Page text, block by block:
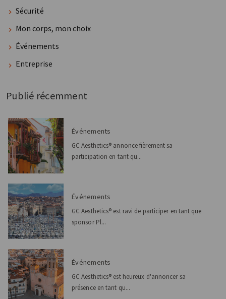
Sécurité
Mon corps, mon choix
Événements
Entreprise
Publié récemment
Événements
GC Aesthetics® annonce fièrement sa
participation en tant qu...
Événements
GC Aesthetics® est ravi de participer en tant que
sponsor Pl...
Événements
GC Aesthetics® est heureux d'annoncer sa
présence en tant qu...